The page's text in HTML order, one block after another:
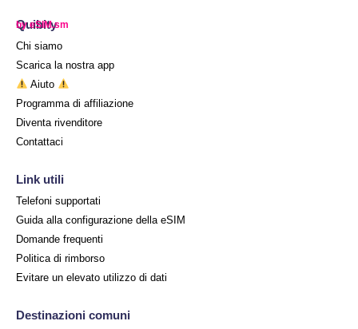
Quibity
by eSIM.sm
Chi siamo
Scarica la nostra app
Aiuto
Programma di affiliazione
Diventa rivenditore
Contattaci
Link utili
Telefoni supportati
Guida alla configurazione della eSIM
Domande frequenti
Politica di rimborso
Evitare un elevato utilizzo di dati
Destinazioni comuni